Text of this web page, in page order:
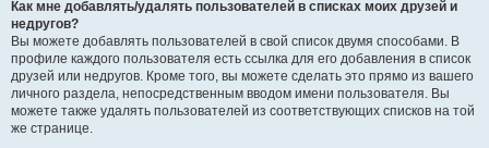
Как мне добавлять/удалять пользователей в списках моих друзей и
недругов?
Вы можете добавлять пользователей в свой список двумя способами. В
профиле каждого пользователя есть ссылка для его добавления в список
друзей или недругов. Кроме того, вы можете сделать это прямо из вашего
личного раздела, непосредственным вводом имени пользователя. Вы
можете также удалять пользователей из соответствующих списков на той
же странице.